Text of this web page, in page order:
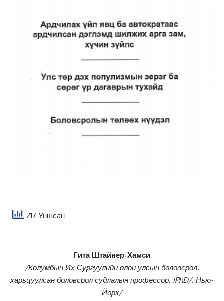
217 Уншсан
Гита Штайнер-Хамси
/Колумбын Их Сургуулийн олон улсын боловсрол,
харьцуулсан боловсрол судлалын профессор, IPhD/. Нью-
Йорк/